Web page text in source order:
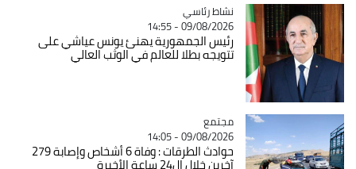
Catégorie
نشاط رئاسي
09/08/2026 - 14:55
رئيس الجمهورية يهنئ يونس عياشي على
تتويجه بطلا للعالم في الوثب العالي
Catégorie
مجتمع
09/08/2026 - 14:05
حوادث الطرقات : وفاة 6 أشخاص وإصابة 279
آخرين خلال ال24 ساعة الأخيرة